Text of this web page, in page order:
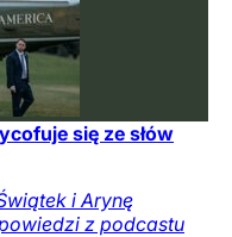
się ze słów
i Arynę
z podcastu